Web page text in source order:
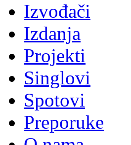
Izvođači
Izdanja
Projekti
Singlovi
Spotovi
Preporuke